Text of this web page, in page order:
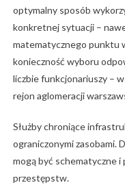
optymalny sposób
konkretnej sytuacji –
matematycznego punktu
konieczność wyboru
liczbie funkcjonariuszy –
rejon aglomeracji
Służby chroniące
ograniczonymi zasobami.
mogą być schematyczne
przestępstw.